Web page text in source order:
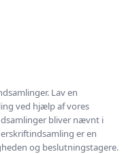
Lav en
ved hjælp af vores
bliver nævnt i
er en
og beslutningstagere.